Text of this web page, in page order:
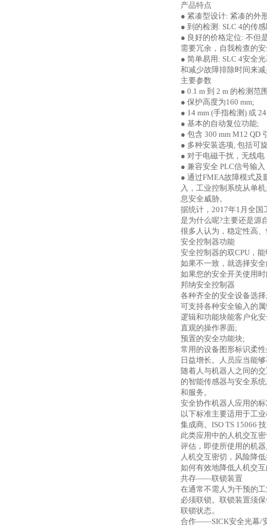
产品特点
● 紧凑型设计: 紧凑的外
● 到的检测 : SLC 4的传
● 良好的价格定位: 不但
需要冗余，自我检查的
● 简单易用 : SLC 4安全
和减少故障排除时间来
主要参数
● 0.1 m 到 2 m 的检测范
● 保护高度为160 mm;
● 14 mm (手指检测 ) 或
● 基本的自动复位功能;
● 包含 300 mm M12 QD
● 多种安装选项, 包括可
● 对于电磁干扰，无线
● 兼容安全 PLC信号输入
● 通过FMEA故障模式及
入，工业控制系统从单
息安全威胁。
据统计， 2017年1 月全国
是为什么呢?主要还是源
很多人认为，稳定性高
安全控制器功能
安全控制器的双CPU ，
如果不一致，就选择安
如果您的安全开关使用
邦纳安全控制器
各种齐全的安全设备选择
可支持各种安全输入的
逻辑和功能块能客户化
直观的操作界面;
预置的安全功能块;
常用的设备图形标识柔
日益增长。人员应当能
随着人与机器人之间的
的智能传感器与安全系
和服务。
安全协作机器人应用的
以下标准主要适用于工
集成商。 ISO TS 15066
此类应用中的人机交互
评估，即使所使用的机
人机交互密切，风险降
如何有效地降低人机交
共存——联锁装置
在通常不需人为干预的
必须联锁。联锁装置须
联锁状态。
合作——SICK安全光幕/